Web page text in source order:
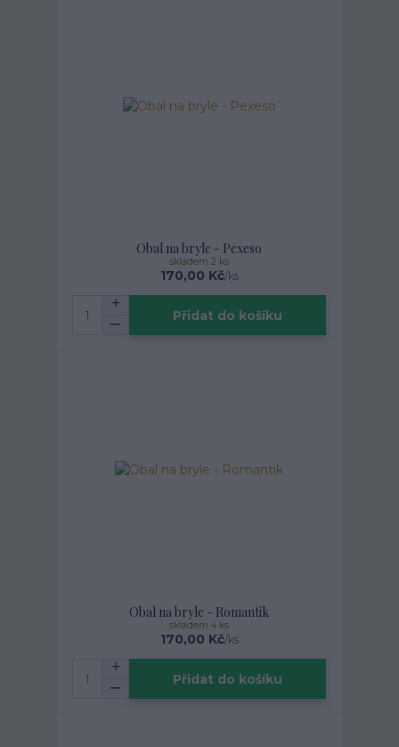
Obal na bryle - Pexeso
170,00 Kč/ks
skladem 2 ks
Přidat do košíku
Obal na bryle - Romantik
170,00 Kč/ks
skladem 4 ks
Přidat do košíku